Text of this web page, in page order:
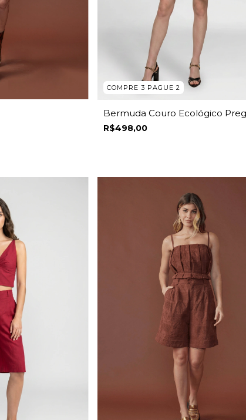
COMPRE 3 PAGUE 2
Bermuda Couro Ecológico
R$498,00